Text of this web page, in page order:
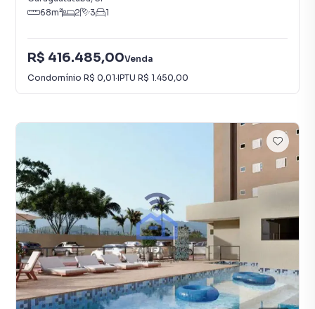
68m² 2 3 1
R$ 416.485,00Venda
Condomínio R$ 0,01·IPTU R$ 1.450,00